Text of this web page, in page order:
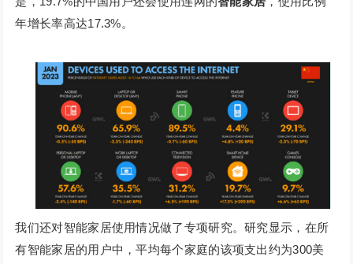
年增长率高达17.3%。
我们还对智能家居使用情况做了专项研究。研究显示，在所
有智能家居的用户中，平均每个家庭的该项支出约为300美